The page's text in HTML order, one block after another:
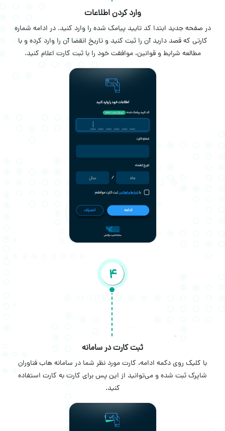
وارد کردن اطلاعات
در صفحه جدید ابتدا کد تایید پیامک شده را وارد کنید. در ادامه شماره
کارتی که قصد دارید آن را ثبت کنید و تاریخ انقضا آن را وارد کرده و با
مطالعه شرایط و قوانین، موافقت خود را با ثبت کارت اعلام کنید.
4
ثبت کارت در سامانه
با کلیک روی دکمه ادامه، کارت مورد نظر شما در سامانه هاب فناوران
شاپرک ثبت شده و می‌توانید از این پس برای کارت به کارت استفاده
کنید.